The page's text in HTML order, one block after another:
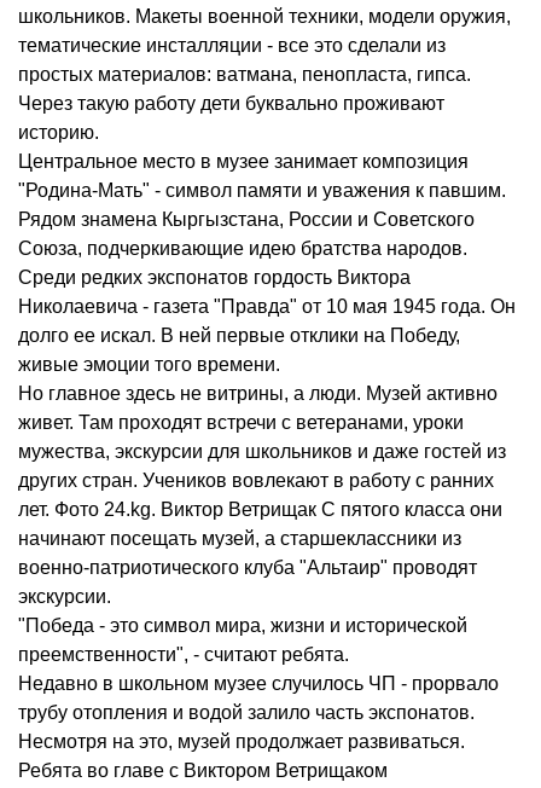
школьников. Макеты военной техники, модели оружия,
тематические инсталляции - все это сделали из
простых материалов: ватмана, пенопласта, гипса.
Через такую работу дети буквально проживают
историю.
Центральное место в музее занимает композиция
"Родина-Мать" - символ памяти и уважения к павшим.
Рядом знамена Кыргызстана, России и Советского
Союза, подчеркивающие идею братства народов.
Среди редких экспонатов гордость Виктора
Николаевича - газета "Правда" от 10 мая 1945 года. Он
долго ее искал. В ней первые отклики на Победу,
живые эмоции того времени.
Но главное здесь не витрины, а люди. Музей активно
живет. Там проходят встречи с ветеранами, уроки
мужества, экскурсии для школьников и даже гостей из
других стран. Учеников вовлекают в работу с ранних
лет. Фото 24.kg. Виктор Ветрищак С пятого класса они
начинают посещать музей, а старшеклассники из
военно-патриотического клуба "Альтаир" проводят
экскурсии.
"Победа - это символ мира, жизни и исторической
преемственности", - считают ребята.
Недавно в школьном музее случилось ЧП - прорвало
трубу отопления и водой залило часть экспонатов.
Несмотря на это, музей продолжает развиваться.
Ребята во главе с Виктором Ветрищаком